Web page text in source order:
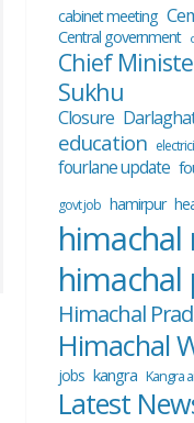
cabinet meeting
Central government
Chief
Sukhu
Closure
education
fourlane update
govt job hamirpur
himachal
himachal
Himachal
Himachal
jobs kangra Kangra
Latest